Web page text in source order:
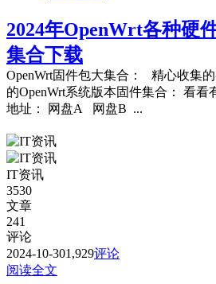
2024年OpenWrt各种硬
集合下载
OpenWrt固件包大集合： 精心收集
的OpenWrt系统版本固件集合： 看
地址： 网盘A 网盘B ...
IT资讯
3530
文章
241
评论
2024-10-301,929评论
阅读全文